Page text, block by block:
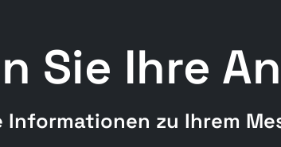
Sie Ihre
zu Ihrem